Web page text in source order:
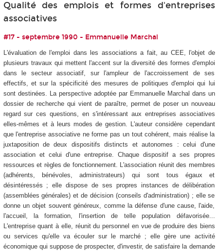
Qualité des emplois et formes d'entreprises
associatives
#17 - septembre 1990 - Emmanuelle Marchal
L'évaluation de l'emploi dans les associations a fait, au CEE, l'objet de
plusieurs travaux qui mettent l'accent sur la diversité des formes d'emploi
dans le secteur associatif, sur l'ampleur de l'accroissement de ses
effectifs, et sur la spécificité des mesures de politiques d'emploi qui lui
sont destinées. La perspective adoptée par Emmanuelle Marchal dans un
dossier de recherche qui vient de paraître, permet de poser un nouveau
regard sur ces questions, en s'intéressant aux entreprises associatives
elles-mêmes et à leurs modes de gestion. L'auteur considère cependant
que l'entreprise associative ne forme pas un tout cohérent, mais réalise la
juxtaposition de deux dispositifs distincts et autonomes : celui d'une
association et celui d'une entreprise. Chaque dispositif a ses propres
ressources et règles de fonctionnement. L'association réunit des membres
(adhérents, bénévoles, administrateurs) qui sont tous égaux et
désintéressés ; elle dispose de ses propres instances de délibération
(assemblées générales) et de décision (conseils d'administration) ; elle se
donne un objet souvent généreux, comme la défense d'une cause, l'aide,
l'accueil, la formation, l'insertion de telle population défavorisée...
L'entreprise quant à elle, réunit du personnel en vue de produire des biens
ou services qu'elle va écouler sur le marché ; elle gère une activité
économique qui suppose de prospecter, d'investir, de satisfaire la demande